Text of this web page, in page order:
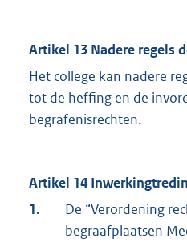
Artikel 13 Nadere regels
Het college kan nadere
tot de heffing en de
begrafenisrechten.
Artikel 14
1.
De “Verordening
begraafplaatsen